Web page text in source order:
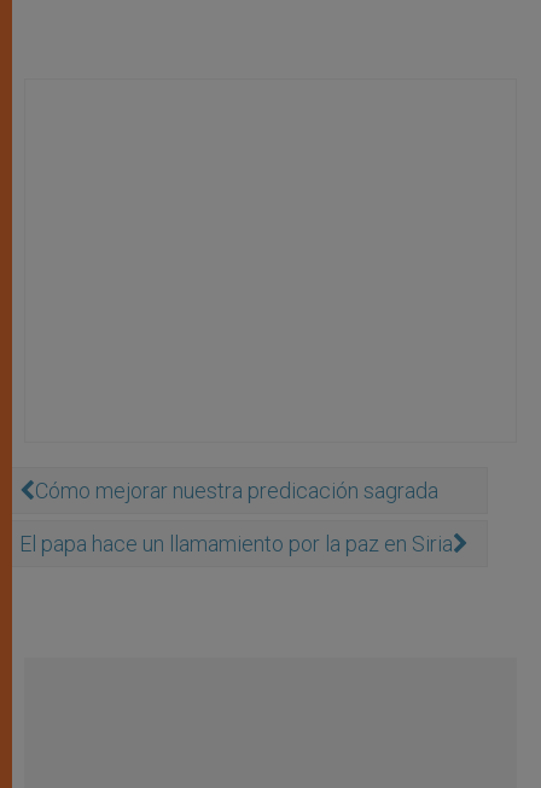
Cómo mejorar nuestra predicación sagrada
El papa hace un llamamiento por la paz en Siria